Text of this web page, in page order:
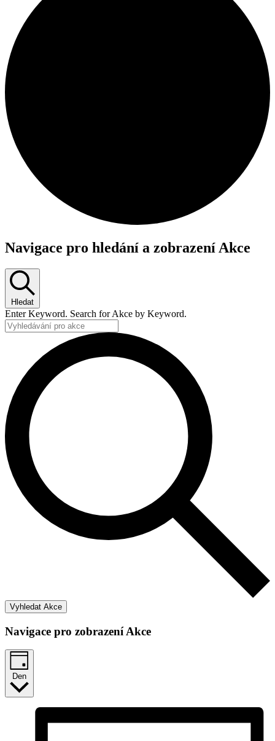
Akce
28
května,
2025
Navigace pro hledání a zobrazení Akce
Hledat
Enter Keyword. Search for Akce by Keyword.
Vyhledat Akce
Navigace pro zobrazení Akce
Den